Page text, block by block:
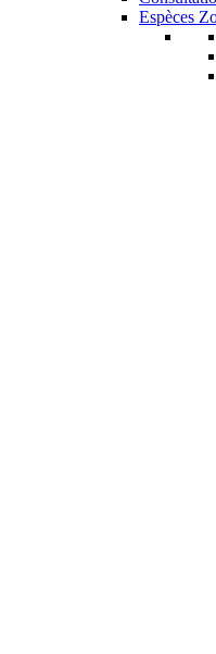
Espèces